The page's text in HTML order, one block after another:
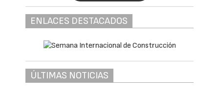
ENLACES DESTACADOS
ÚLTIMAS NOTICIAS